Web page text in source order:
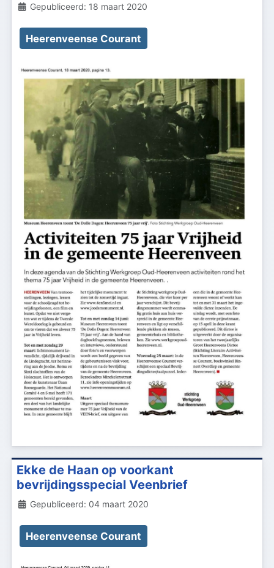
Details
Gepubliceerd: 18 maart 2020
Heerenveense Courant
Ekke de Haan op voorkant
bevrijdingsspecial Veenbrief
Details
Gepubliceerd: 04 maart 2020
Heerenveense Courant